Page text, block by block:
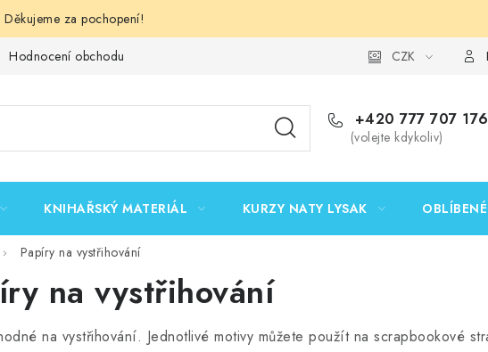
za pochopení!
Hodnocení obchodu Podmínky ochrany osobních
CZK
+420 777 707 176
(volejte kdykoliv)
KNIHAŘSKÝ MATERIÁL KURZY NATY LYSAK
Papíry na vystřihování
na vystřihování
na vystřihování. Jednotlivé motivy můžete použít na scrapbookové